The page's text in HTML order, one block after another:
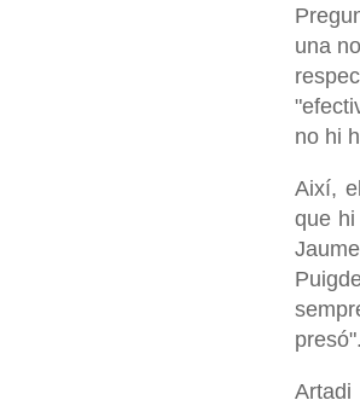
una
no hi
Així,
que hi
presó".